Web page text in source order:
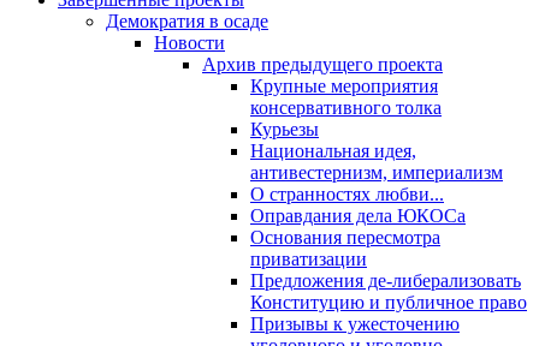
Демократия в осаде
Новости
Архив предыдущего проекта
Крупные мероприятия
консервативного толка
Курьезы
Национальная идея,
антивестернизм, империализм
О странностях любви...
Оправдания дела ЮКОСа
Основания пересмотра
приватизации
Предложения де-либерализовать
Конституцию и публичное право
Призывы к ужесточению